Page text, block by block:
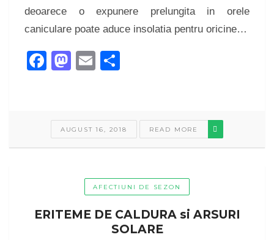
deoarece o expunere prelungita in orele
caniculare poate aduce insolatia pentru oricine…
Facebook
Mastodon
Email
AUGUST 16, 2018 READ MORE
AFECTIUNI DE SEZON
ERITEME DE CALDURA si ARSURI
SOLARE